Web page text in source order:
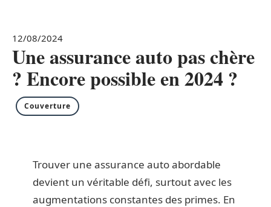
12/08/2024
Une assurance auto pas chère
? Encore possible en 2024 ?
Couverture
Trouver une assurance auto abordable
devient un véritable défi, surtout avec les
augmentations constantes des primes. En